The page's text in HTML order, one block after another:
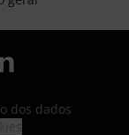
dos dados